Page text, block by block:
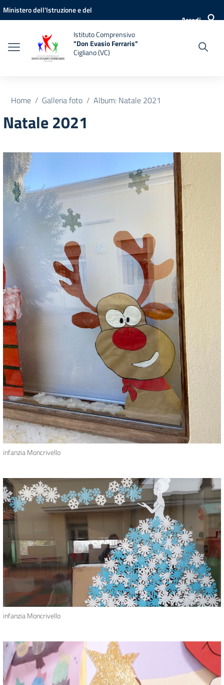
Vai ai contenuti
Vai al menu di navigazione
Vai al footer
Ministero dell'Istruzione e del
Accedi
Istituto Comprensivo
"Don Evasio Ferraris"
Cigliano (VC)
Home Galleria foto Album: Natale 2021
Natale 2021
infanzia Moncrivello
infanzia Moncrivello